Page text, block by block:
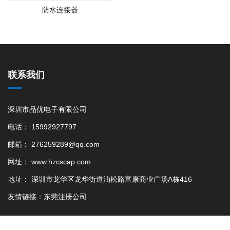
防水连接器
联系我们
深圳市品优电子有限公司
电话： 15992927797
邮箱： 276259289@qq.com
网址： www.hzcscap.com
地址： 深圳市龙华区龙华街道油松路富康商业广场A栋416
友情链接： 东莞注册公司